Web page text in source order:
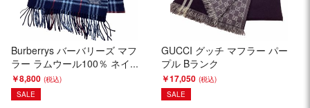
Burberrys バーバリーズ マフ
ラー ラムウール100％ ネイ...
￥8,800
SALE
GUCCI グッチ マフラー パー
プル Bランク
￥17,050
SALE